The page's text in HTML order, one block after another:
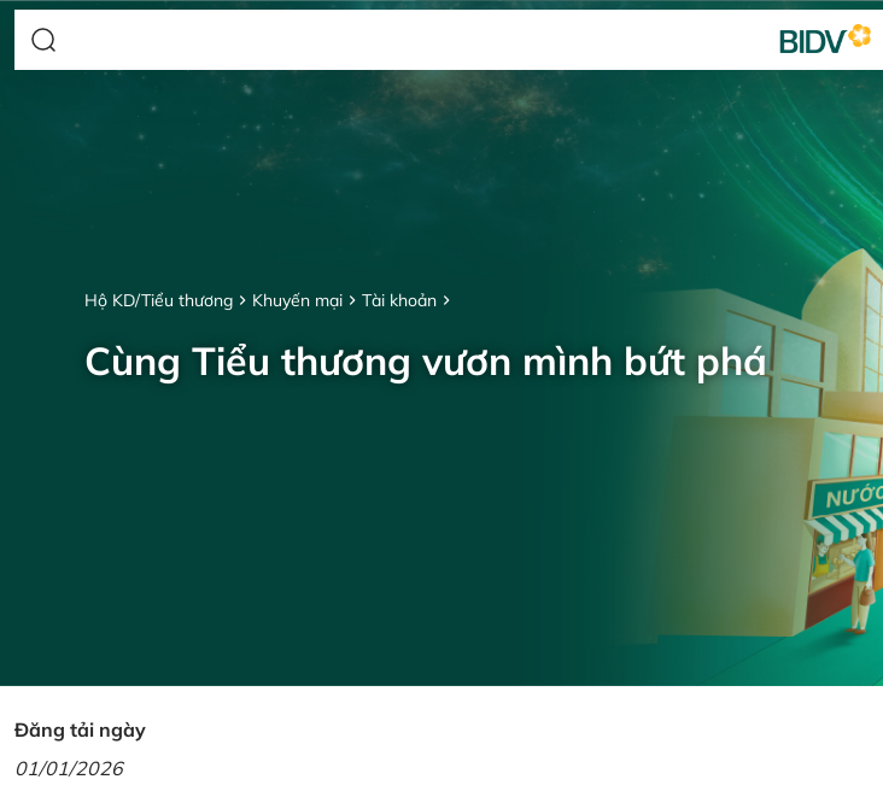
Hộ KD/Tiểu thương Khuyến mại Tài khoản
Cùng Tiểu thương vươn mình bứt phá
Đăng tải ngày
01/01/2026